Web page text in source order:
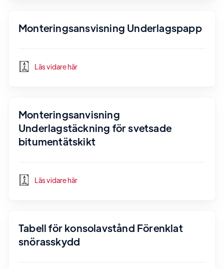
Monteringsansvisning Underlagspapp
Läs vidare här
Monteringsanvisning
Underlagstäckning för svetsade
bitumentätskikt
Läs vidare här
Tabell för konsolavstånd Förenklat
snörasskydd